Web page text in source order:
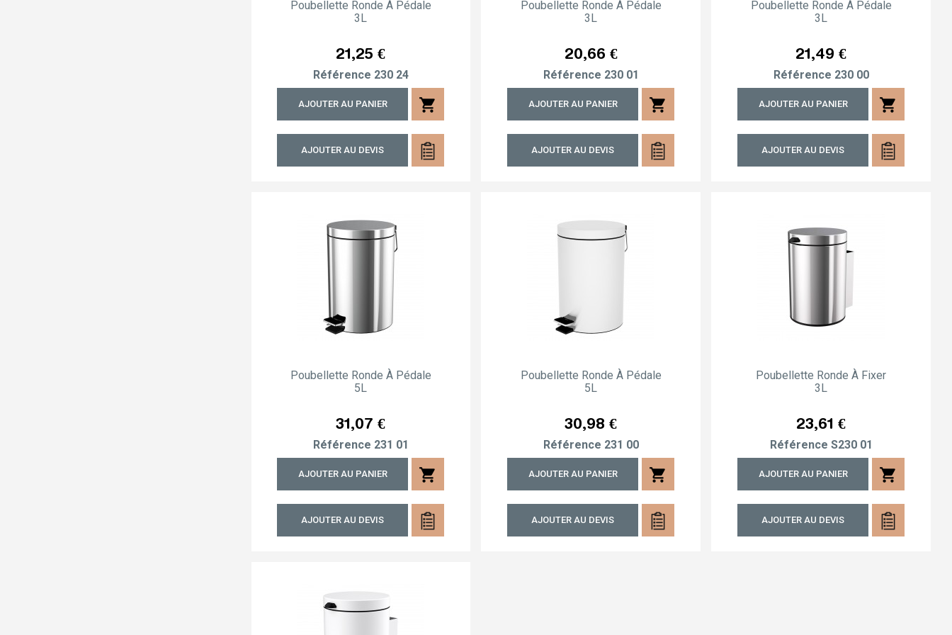
Poubellette Ronde À Pédale
3L
Prix
21,25 €
Référence 230 24
AJOUTER AU PANIER shopping_cart
AJOUTER AU DEVIS
Poubellette Ronde À Pédale
3L
Prix
20,66 €
Référence 230 01
AJOUTER AU PANIER shopping_cart
AJOUTER AU DEVIS
Poubellette Ronde À Pédale
3L
Prix
21,49 €
Référence 230 00
AJOUTER AU PANIER shopping_cart
AJOUTER AU DEVIS
Poubellette Ronde À Pédale
5L
Prix
31,07 €
Référence 231 01
AJOUTER AU PANIER shopping_cart
AJOUTER AU DEVIS
Poubellette Ronde À Pédale
5L
Prix
30,98 €
Référence 231 00
AJOUTER AU PANIER shopping_cart
AJOUTER AU DEVIS
Poubellette Ronde À Fixer
3L
Prix
23,61 €
Référence S230 01
AJOUTER AU PANIER shopping_cart
AJOUTER AU DEVIS